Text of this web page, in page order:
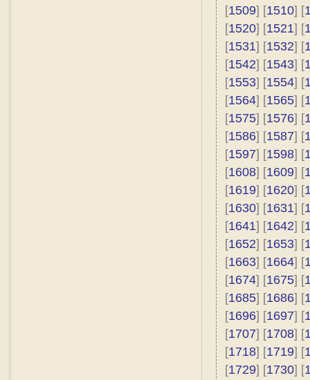
[1509] [1510] [
[1520] [1521] [
[1531] [1532] [
[1542] [1543] [
[1553] [1554] [
[1564] [1565] [
[1575] [1576] [
[1586] [1587] [
[1597] [1598] [
[1608] [1609] [
[1619] [1620] [
[1630] [1631] [
[1641] [1642] [
[1652] [1653] [
[1663] [1664] [
[1674] [1675] [
[1685] [1686] [
[1696] [1697] [
[1707] [1708] [
[1718] [1719] [
[1729] [1730] [